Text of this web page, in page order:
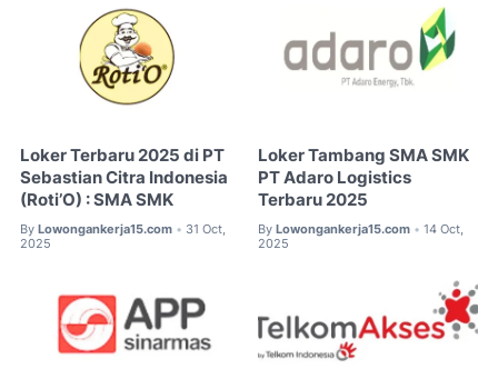
Loker Terbaru 2025 di PT
Sebastian Citra Indonesia
(Roti’O) : SMA SMK
By Lowongankerja15.com • 31 Oct,
2025
Loker Tambang SMA SMK
PT Adaro Logistics
Terbaru 2025
By Lowongankerja15.com • 14 Oct,
2025